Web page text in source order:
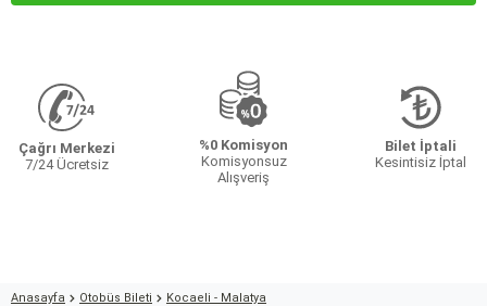
Çağrı Merkezi
7/24 Ücretsiz
%0 Komisyon
Komisyonsuz
Alışveriş
Bilet İptali
Kesintisiz İptal
Anasayfa Otobüs Bileti Kocaeli - Malatya